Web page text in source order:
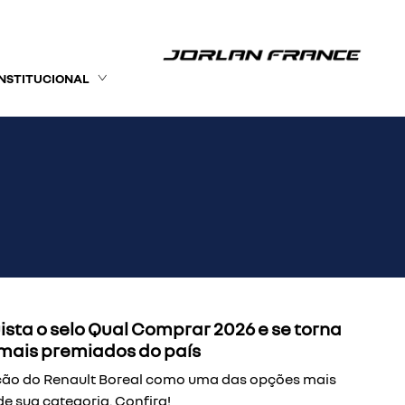
o selo Qual Comprar 2026 e se torna
premiados do país
do Renault Boreal como uma das opções mais
sua categoria. Confira!